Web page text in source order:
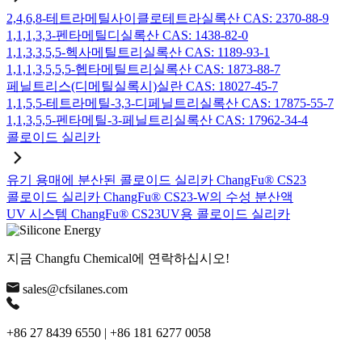
2,4,6,8-테트라메틸사이클로테트라실록산 CAS: 2370-88-9
1,1,1,3,3-펜타메틸디실록산 CAS: 1438-82-0
1,1,3,3,5,5-헥사메틸트리실록산 CAS: 1189-93-1
1,1,1,3,5,5,5-헵타메틸트리실록산 CAS: 1873-88-7
페닐트리스(디메틸실록시)실란 CAS: 18027-45-7
1,1,5,5-테트라메틸-3,3-디페닐트리실록산 CAS: 17875-55-7
1,1,3,5,5-펜타메틸-3-페닐트리실록산 CAS: 17962-34-4
콜로이드 실리카
유기 용매에 분산된 콜로이드 실리카 ChangFu® CS23
콜로이드 실리카 ChangFu® CS23-W의 수성 분산액
UV 시스템 ChangFu® CS23UV용 콜로이드 실리카
지금 Changfu Chemical에 연락하십시오!
sales@cfsilanes.com
+86 27 8439 6550 | +86 181 6277 0058